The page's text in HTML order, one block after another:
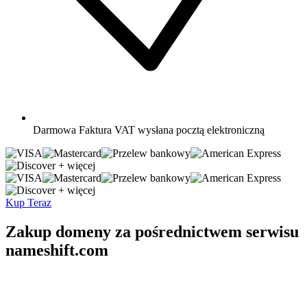
Darmowa Faktura VAT wysłana pocztą elektroniczną
+ więcej
+ więcej
Kup Teraz
Zakup domeny za pośrednictwem serwisu
nameshift.com